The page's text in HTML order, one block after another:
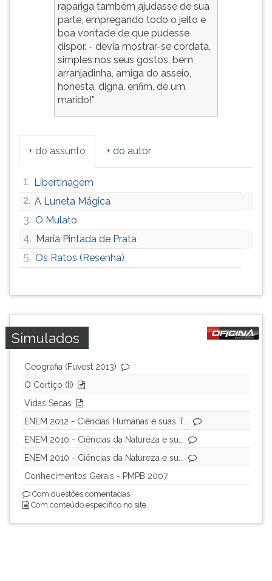
rapariga também ajudasse de sua
parte, empregando todo o jeito e
boa vontade de que pudesse
dispor. - devia mostrar-se cordata,
simples nos seus gostos, bem
arranjadinha, amiga do asseio,
honesta, digna, enfim, de um
marido!"
+ do assunto + do autor
1. Libertinagem
2. A Luneta Mágica
3. O Mulato
4. Maria Pintada de Prata
5. Os Ratos (Resenha)
Simulados
Geografia (Fuvest 2013)
O Cortiço (II)
Vidas Secas
ENEM 2012 - Ciências Humanas e suas T...
ENEM 2010 - Ciências da Natureza e su...
ENEM 2010 - Ciências da Natureza e su...
Conhecimentos Gerais - PMPB 2007
Com questões comentadas.
Com conteúdo específico no site.